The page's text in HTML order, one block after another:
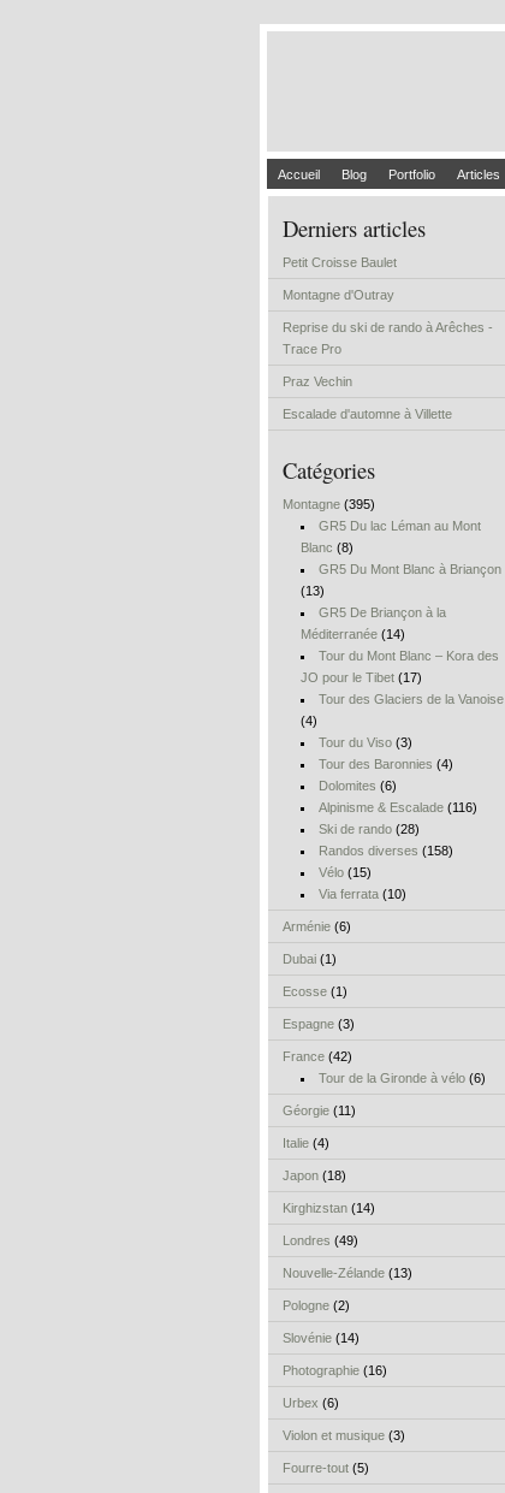
Accueil Blog Portfolio Articles
Derniers articles
Petit Croisse Baulet
Montagne d'Outray
Reprise du ski de rando à Arêches -
Trace Pro
Praz Vechin
Escalade d'automne à Villette
Catégories
Montagne (395)
GR5 Du lac Léman au Mont
Blanc (8)
GR5 Du Mont Blanc à Briançon
(13)
GR5 De Briançon à la
Méditerranée (14)
Tour du Mont Blanc – Kora des
JO pour le Tibet (17)
Tour des Glaciers de la Vanoise
(4)
Tour du Viso(3)
Tour des Baronnies (4)
Dolomites (6)
Alpinisme & Escalade(116)
Ski de rando(28)
Randos diverses (158)
Vélo(15)
Via ferrata(10)
Arménie (6)
Dubai (1)
Ecosse (1)
Espagne (3)
France (42)
Tour de la Gironde à vélo(6)
Géorgie (11)
Italie (4)
Japon (18)
Kirghizstan (14)
Londres (49)
Nouvelle-Zélande (13)
Pologne (2)
Slovénie (14)
Photographie (16)
Urbex (6)
Violon et musique (3)
Fourre-tout (5)